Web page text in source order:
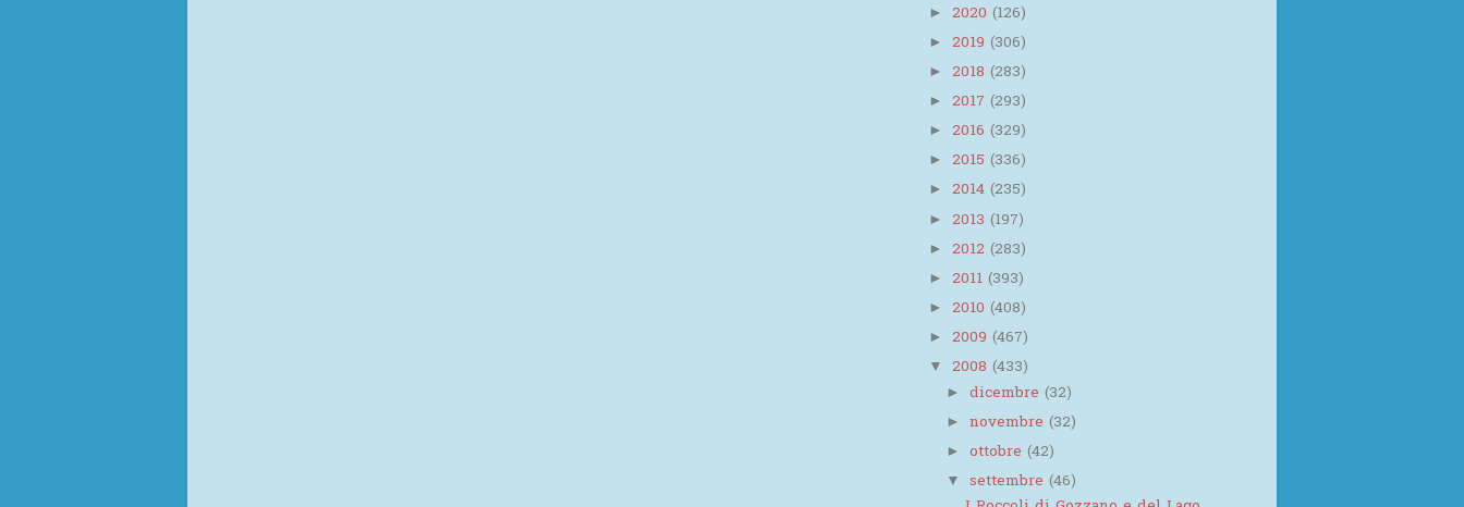
► 2020 (126)
► 2019 (306)
► 2018 (283)
► 2017 (293)
► 2016 (329)
► 2015 (336)
► 2014 (235)
► 2013 (197)
► 2012 (283)
► 2011 (393)
► 2010 (408)
► 2009 (467)
▼ 2008 (433)
►dicembre(32)
►novembre(32)
►ottobre(42)
▼settembre(46)